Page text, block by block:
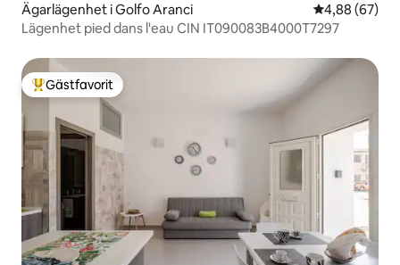
Ägarlägenhet i Golfo Aranci 4,88 av 5 i
4,88 (67)
Lägenhet pied dans l'eau CIN IT090083B4000T7297
Populär gästfavorit
Gästfavorit